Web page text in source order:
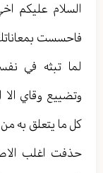
السلام عليكم
فاحسست
لما تبثه في